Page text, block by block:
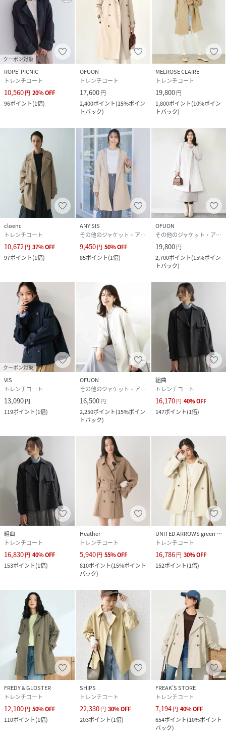
クーポン対象
ROPE' PICNIC
トレンチコート
10,560円 20%OFF
96ポイント(1倍)
OFUON
トレンチコート
17,600円
2,400ポイント(15%ポイン
トバック)
MELROSE CLAIRE
トレンチコート
19,800円
1,800ポイント(10%ポイン
トバック)
cloenc
トレンチコート
10,672円 37%OFF
97ポイント(1倍)
ANY SIS
その他のジャケット・アウター
9,450円 50%OFF
85ポイント(1倍)
OFUON
その他のジャケット・アウター
19,800円
2,700ポイント(15%ポイン
トバック)
クーポン対象
VIS
トレンチコート
13,090円
119ポイント(1倍)
OFUON
その他のジャケット・アウター
16,500円
2,250ポイント(15%ポイン
トバック)
組曲
トレンチコート
16,170円 40%OFF
147ポイント(1倍)
組曲
トレンチコート
16,830円 40%OFF
153ポイント(1倍)
Heather
トレンチコート
5,940円 55%OFF
810ポイント(15%ポイント
バック)
UNITED ARROWS green label relaxing
トレンチコート
16,786円 30%OFF
152ポイント(1倍)
FREDY & GLOSTER
トレンチコート
12,100円 50%OFF
110ポイント(1倍)
SHIPS
トレンチコート
22,330円 30%OFF
203ポイント(1倍)
FREAK’S STORE
トレンチコート
7,194円 40%OFF
654ポイント(10%ポイント
バック)